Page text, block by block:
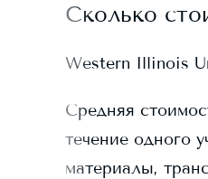
Сколько
Western Illinois
Средняя
течение одного
материалы,